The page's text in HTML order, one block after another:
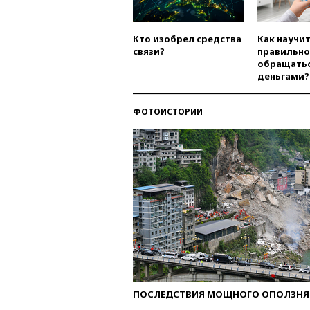
Кто изобрел средства
связи?
Как
правильно
деньгами?
ФОТОИСТОРИИ
ПОСЛЕДСТВИЯ МОЩНОГО ОПОЛЗНЯ